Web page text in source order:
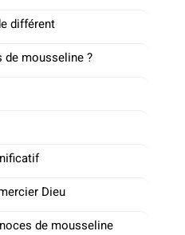
différent
mousseline ?
Dieu
de mousseline